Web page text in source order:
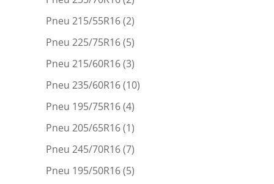
Pneu 215/55R16(2)
Pneu 225/75R16(5)
Pneu 215/60R16(3)
Pneu 235/60R16(10)
Pneu 195/75R16(4)
Pneu 205/65R16(1)
Pneu 245/70R16(7)
Pneu 195/50R16(5)